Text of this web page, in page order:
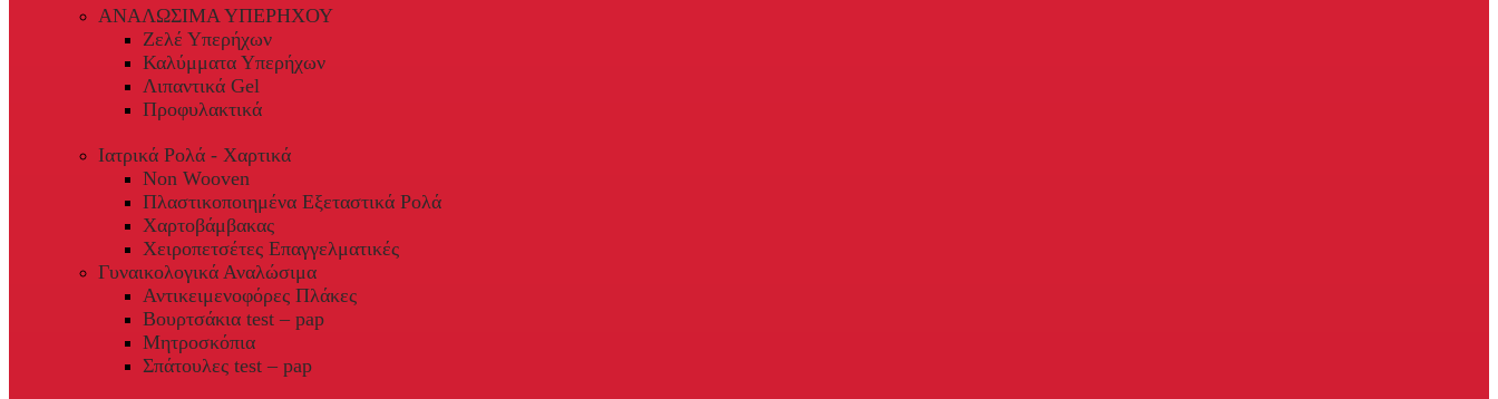
ΑΝΑΛΩΣΙΜΑ ΥΠΕΡΗΧΟΥ
Ζελέ Υπερήχων
Καλύμματα Υπερήχων
Λιπαντικά Gel
Προφυλακτικά
Ιατρικά Ρολά - Χαρτικά
Non Wooven
Πλαστικοποιημένα Εξεταστικά Ρολά
Χαρτοβάμβακας
Χειροπετσέτες Επαγγελματικές
Γυναικολογικά Αναλώσιμα
Αντικειμενοφόρες Πλάκες
Βουρτσάκια test – pap
Μητροσκόπια
Σπάτουλες test – pap